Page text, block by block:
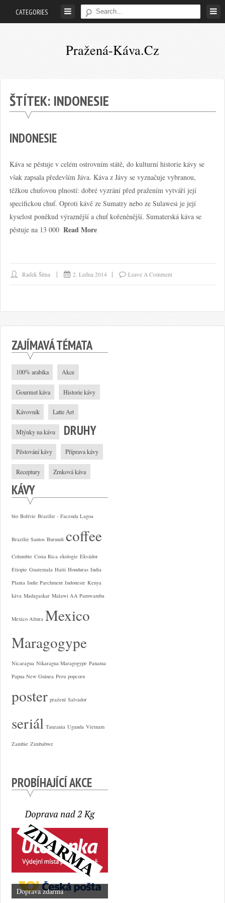
CATEGORIES
Pražená-Káva.cz
vědět
ŠTÍTEK: INDONESIE
INDONESIE
Káva se pěstuje v celém ostrovním státě, do kulturní historie kávy se
však zapsala především Jáva. Káva z Jávy se vyznačuje vybranou,
těžkou chuťovou plností: dobré vyzrání před pražením vytváří její
specifickou chuť. Oproti kávě ze Sumatry nebo ze Sulawesi je její
kyselost poněkud výraznější a chuť kořeněnější. Sumaterská káva se
pěstuje na 13 000 Read More
Radek Šíma 2. Ledna 2014 Leave A Comment
ZAJÍMAVÁ TÉMATA
100% arabika Akce
Gourmet káva Historie kávy
Kávovník Latte Art
Mlýnky na kávu
Pěstování kávy Příprava kávy
Receptury Zrnková káva
DRUHY
KÁVY
bio Bolívie Brazílie - Facenda Lagoa
Brazílie Santos Burundi coffee
Columbie Costa Rica ekologie Ekvádor
Etiopie Guatemala Haiti Honduras India
Planta Indie Parchment Indonesie Kenya
káva Madagaskar Malawi AA Pamwamba
Mexico Altura Mexico
Maragogype
Nicaragua Nikaragua Maragogype Panama
Papua New Guinea Peru popcorn
poster pražení Salvador
seriál Tanzania Uganda Vietnam
Zambie Zimbabwe
PROBÍHAJÍCÍ AKCE
Doprava zdarma